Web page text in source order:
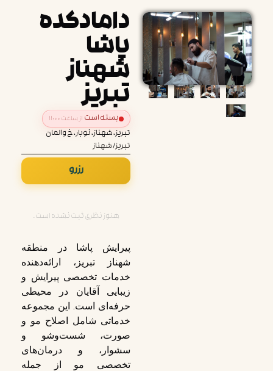
دامادکده
پاشا
شهناز
تبریز
بسته استاز ساعت ۱۱:۰۰
تبریز، شهناز، نوبار، خ والمان
تبریز/شهناز
رزرو
هنوز نظری ثبت نشده است.
پیرایش پاشا در منطقه
شهناز تبریز، ارائه‌دهنده
خدمات تخصصی پیرایش و
زیبایی آقایان در محیطی
حرفه‌ای است. این مجموعه
خدماتی شامل اصلاح مو و
صورت، شست‌وشو و
سشوار، و درمان‌های
تخصصی مو از جمله